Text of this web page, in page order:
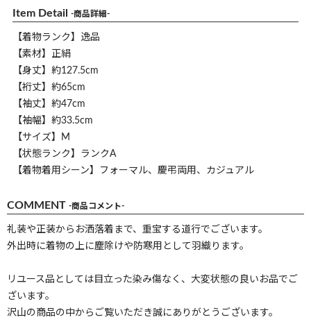
Item Detail -商品詳細-
【着物ランク】逸品
【素材】正絹
【身丈】約127.5cm
【裄丈】約65cm
【袖丈】約47cm
【袖幅】約33.5cm
【サイズ】M
【状態ランク】ランクA
【着物着用シーン】フォーマル、慶弔両用、カジュアル
COMMENT -商品コメント-
礼装や正装からお洒落着まで、重宝する道行でございます。
外出時に着物の上に塵除けや防寒用として羽織ります。
リユース品としては目立った染み傷なく、大変状態の良いお品でご
ざいます。
沢山の商品の中からご覧いただき誠にありがとうございます。